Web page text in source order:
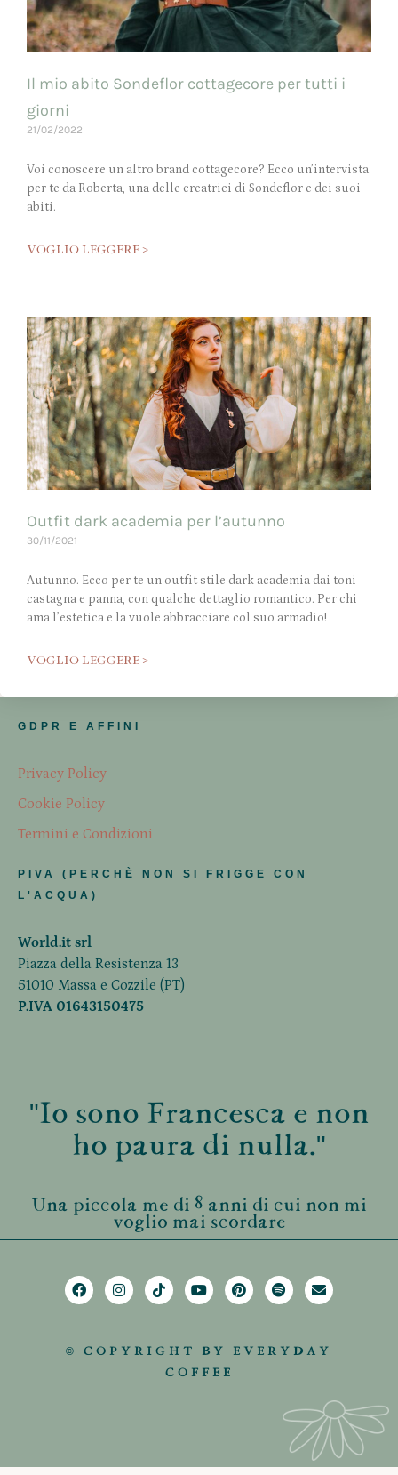
Il mio abito Sondeflor cottagecore per tutti i
giorni
21/02/2022
Voi conoscere un altro brand cottagecore? Ecco un’intervista
per te da Roberta, una delle creatrici di Sondeflor e dei suoi
abiti.
VOGLIO LEGGERE >
Outfit dark academia per l’autunno
30/11/2021
Autunno. Ecco per te un outfit stile dark academia dai toni
castagna e panna, con qualche dettaglio romantico. Per chi
ama l’estetica e la vuole abbracciare col suo armadio!
VOGLIO LEGGERE >
GDPR E AFFINI
Privacy Policy
Cookie Policy
Termini e Condizioni
PIVA (PERCHÈ NON SI FRIGGE CON
L'ACQUA)
World.it srl
Piazza della Resistenza 13
51010 Massa e Cozzile (PT)
P.IVA 01643150475
"Io sono Francesca e non
ho paura di nulla."
Una piccola me di 8 anni di cui non mi
voglio mai scordare
© COPYRIGHT BY EVERYDAY
COFFEE